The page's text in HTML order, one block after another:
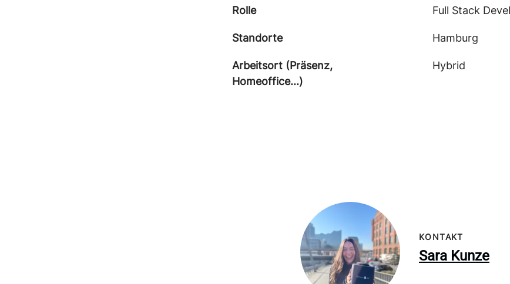
Rolle Full Stack
Standorte Hamburg
Arbeitsort (Präsenz,
Homeoffice...)
Hybrid
KONTAKT
Sara Kunze